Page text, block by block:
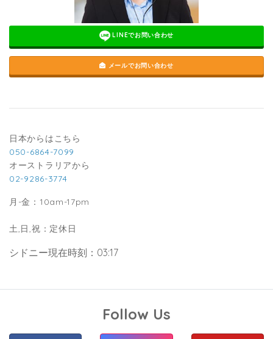
LINEでお問い合わせ
メールでお問い合わせ
日本からはこちら
050-6864-7099
オーストラリアから
02-9286-3774
月-金：10am-17pm
土,日,祝：定休日
シドニー現在時刻：03:17
Follow Us